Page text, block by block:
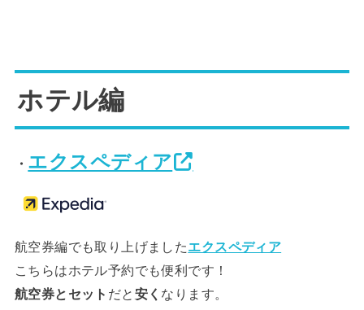
ホテル編
・ エクスペディア
航空券編でも取り上げましたエクスペディア
こちらはホテル予約でも便利です！
航空券とセット だと 安く なります。